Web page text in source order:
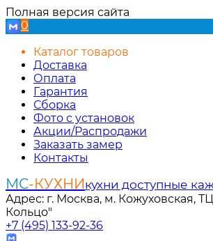
Полная версия сайта
0
Каталог товаров
Доставка
Оплата
Гарантия
Сборка
Фото с установок
Акции/Распродажи
Заказать замер
Контакты
МС-КУХНИкухни доступные
Адрес: г. Москва, м. Кожуховская,
Кольцо"
+7 (495) 133-92-36